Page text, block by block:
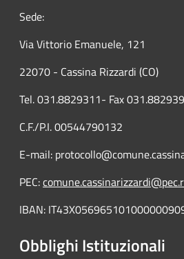
Sede:
Via Vittorio Emanuele, 121
22070 - Cassina Rizzardi (CO)
Tel. 031.8829311- Fax
C.F./P.I. 00544790132
E-mail:
PEC:
IBAN:
Obblighi Istituzionali